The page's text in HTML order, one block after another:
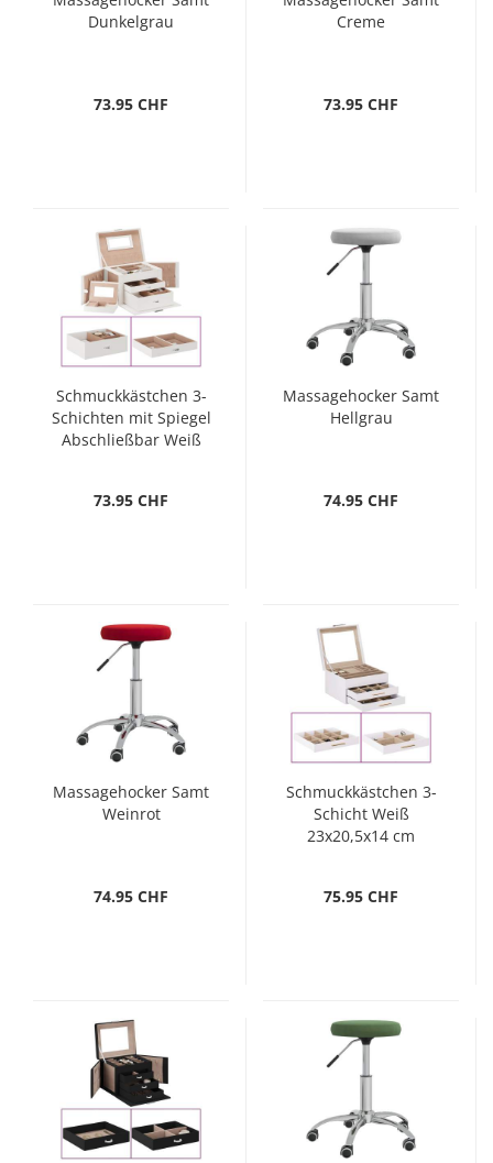
Dunkelgrau
73.95 CHF
Creme
73.95 CHF
Schmuckkästchen 3-
Schichten mit Spiegel
Abschließbar Weiß
73.95 CHF
Massagehocker Samt
Hellgrau
74.95 CHF
Massagehocker Samt
Weinrot
74.95 CHF
Schmuckkästchen 3-
Schicht Weiß
23x20,5x14 cm
75.95 CHF